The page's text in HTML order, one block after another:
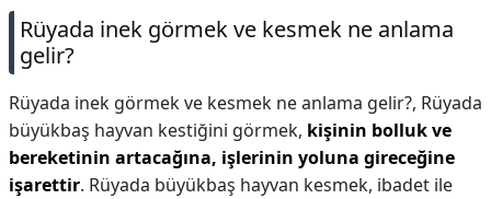
Rüyada inek görmek ve kesmek ne anlama
gelir?
Rüyada inek görmek ve kesmek ne anlama gelir?, Rüyada
büyükbaş hayvan kestiğini görmek, kişinin bolluk ve
bereketinin artacağına, işlerinin yoluna gireceğine
işarettir. Rüyada büyükbaş hayvan kesmek, ibadet ile